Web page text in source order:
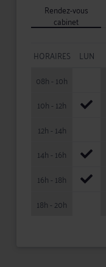
Rendez-vous
cabinet
HORAIRES LUN
08h - 10h
10h - 12h
12h - 14h
14h - 16h
16h - 18h
18h - 20h